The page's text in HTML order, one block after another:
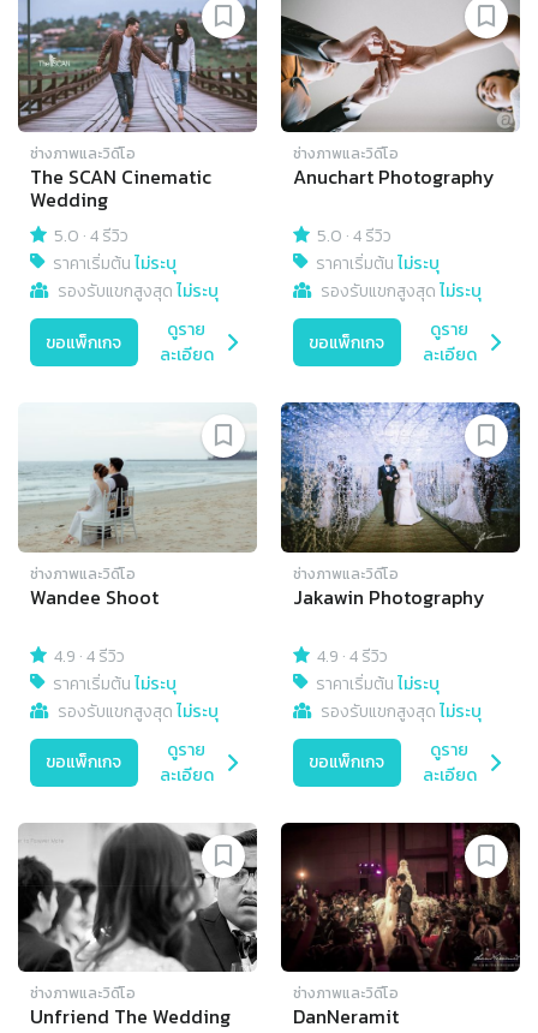
ช่างภาพและวิดีโอ
The SCAN Cinematic
Wedding
5.0 ·4 รีวิว
ราคาเริ่มต้นไม่ระบุ
รองรับแขกสูงสุดไม่ระบุ
ขอแพ็กเกจ
ดูราย
ละเอียด
ช่างภาพและวิดีโอ
Anuchart Photography
5.0 ·4 รีวิว
ราคาเริ่มต้นไม่ระบุ
รองรับแขกสูงสุดไม่ระบุ
ขอแพ็กเกจ
ดูราย
ละเอียด
ช่างภาพและวิดีโอ
Wandee Shoot
4.9 ·4 รีวิว
ราคาเริ่มต้นไม่ระบุ
รองรับแขกสูงสุดไม่ระบุ
ขอแพ็กเกจ
ดูราย
ละเอียด
ช่างภาพและวิดีโอ
Jakawin Photography
4.9 ·4 รีวิว
ราคาเริ่มต้นไม่ระบุ
รองรับแขกสูงสุดไม่ระบุ
ขอแพ็กเกจ
ดูราย
ละเอียด
ช่างภาพและวิดีโอ
Unfriend The Wedding
ช่างภาพและวิดีโอ
DanNeramit